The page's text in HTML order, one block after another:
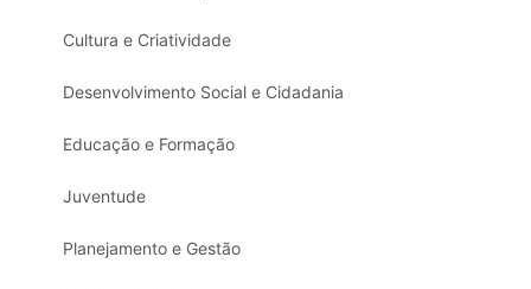
Cultura e Criatividade
Desenvolvimento Social e Cidadania
Educação e Formação
Juventude
Planejamento e Gestão